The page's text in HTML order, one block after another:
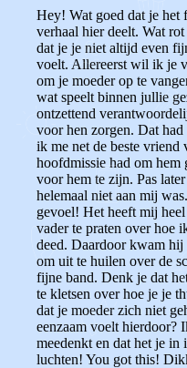
Hey! Wat goed dat je het
verhaal hier deelt. Wat
dat je je niet altijd even
voelt. Allereerst wil ik je
om je moeder op te
wat speelt binnen jullie
ontzettend
voor hen zorgen. Dat
ik me net de beste vriend
hoofdmissie had om
voor hem te zijn. Pas
helemaal niet aan mij
gevoel! Het heeft mij
vader te praten over hoe
deed. Daardoor kwam
om uit te huilen over de
fijne band. Denk je dat
te kletsen over hoe je je
dat je moeder zich niet
eenzaam voelt hierdoor?
meedenkt en dat het je in
luchten! You got this!